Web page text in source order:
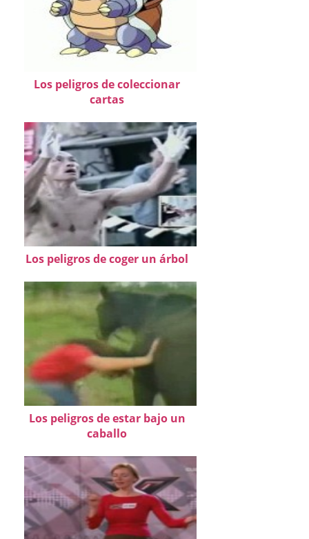
Los peligros de coleccionar
cartas
Los peligros de coger un árbol
Los peligros de estar bajo un
caballo